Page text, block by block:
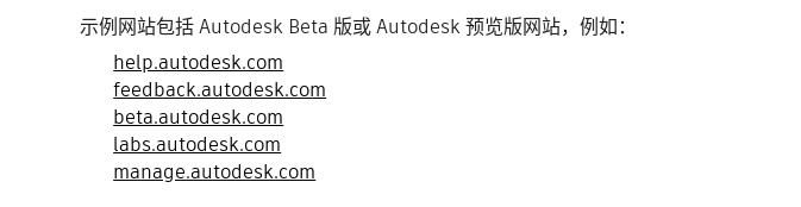
示例网站包括 Autodesk Beta 版或 Autodesk 预览版网站，例如：
help.autodesk.com
feedback.autodesk.com
beta.autodesk.com
labs.autodesk.com
manage.autodesk.com